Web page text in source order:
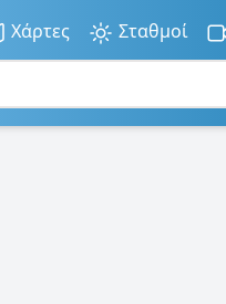
Χάρτες Σταθμοί